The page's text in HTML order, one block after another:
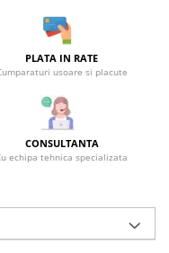
PLATA IN RATE
usoare si placute
CONSULTANTA
echipa tehnica specializata